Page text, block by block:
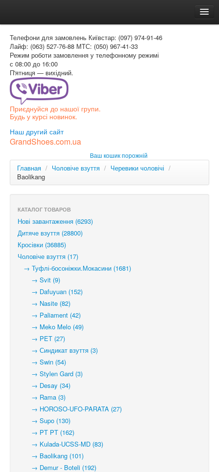
Доставка и оплата
Как заказать
Контакти
Таблиця розмірів
Вхід для покупця
РОС
Телефони для замовлень Київстар: (097) 974-91-46
Лайф: (063) 527-76-88 МТС: (050) 967-41-33
Режим роботи замовлення у телефонному режимі
с 08:00 до 16:00
П'ятниця — вихідний.
Приєднуйся до нашої групи.
Будь у курсі новинок.
Наш другий сайт
GrandShoes.com.ua
Ваш кошик порожній
Главная / Чоловіче взуття / Черевики чоловічі /
Baolikang
КАТАЛОГ ТОВАРОВ
Нові завантаження (6293)
Дитяче взуття (28800)
Кросівки (36885)
Чоловіче взуття (17)
→ Туфлі-босоніжки.Мокасини (1681)
→ Svit (9)
→ Dafuyuan (152)
→ Nasite (82)
→ Paliament (42)
→ Meko Melo (49)
→ PET (27)
→ Синдикат взуття (3)
→ Swin (54)
→ Stylen Gard (3)
→ Desay (34)
→ Rama (3)
→ HOROSO-UFO-PARATA (27)
→ Supo (130)
→ PT PT (162)
→ Kulada-UCSS-MD (83)
→ Baolikang (101)
→ Demur - Boteli (192)